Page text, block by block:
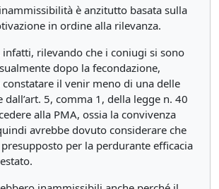
inammissibilità è anzitutto basata sulla
in ordine alla rilevanza.
infatti, rilevando che i coniugi si sono
dopo la fecondazione,
il venir meno di una delle
5, comma 1, della legge n. 40
alla PMA, ossia la convivenza
avrebbe dovuto considerare che
per la perdurante efficacia